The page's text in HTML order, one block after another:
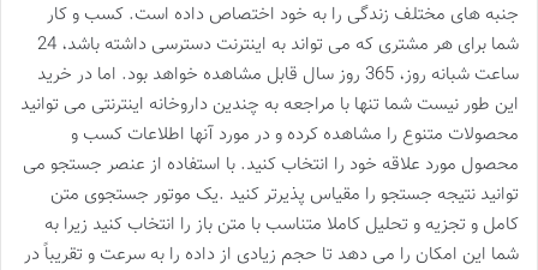
جنبه­­ های مختلف زندگی را به خود اختصاص داده است. کسب و کار
شما برای هر مشتری که می تواند به اینترنت دسترسی داشته باشد، 24
ساعت شبانه روز، 365 روز سال قابل مشاهده خواهد بود. اما در خرید
این طور نیست شما تنها با مراجعه به چندین داروخانه اینترنتی می توانید
محصولات متنوع را مشاهده کرده و در مورد آنها اطلاعات کسب و
محصول مورد علاقه خود را انتخاب کنید. با استفاده از عنصر جستجو می
توانید نتیجه جستجو را مقیاس پذیرتر کنید .یک موتور جستجوی متن
کامل و تجزیه و تحلیل کاملا متناسب با متن باز را انتخاب کنید زیرا به
شما این امکان را می دهد تا حجم زیادی از داده را به سرعت و تقریباً در